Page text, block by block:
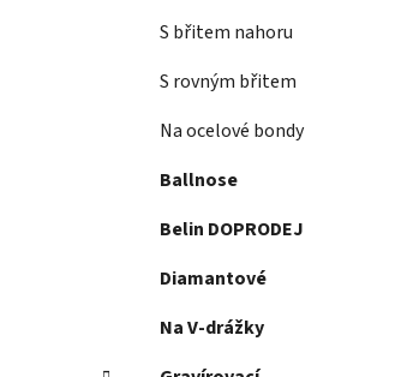
S břitem nahoru
S rovným břitem
Na ocelové bondy
Ballnose
Belin DOPRODEJ
Diamantové
Na V-drážky